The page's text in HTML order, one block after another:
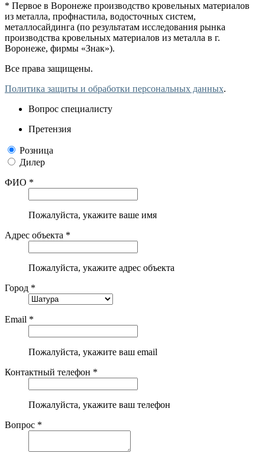
* Первое в Воронеже производство кровельных материалов
из металла, профнастила, водосточных систем,
металлосайдинга (по результатам исследования рынка
производства кровельных материалов из металла в г.
Воронеже, фирмы «Знак»).
Все права защищены.
Политика защиты и обработки персональных данных.
Вопрос специалисту
Претензия
Розница
Дилер
ФИО *
Пожалуйста, укажите ваше имя
Адрес объекта *
Пожалуйста, укажите адрес объекта
Город *
Email *
Пожалуйста, укажите ваш email
Контактный телефон *
Пожалуйста, укажите ваш телефон
Вопрос *